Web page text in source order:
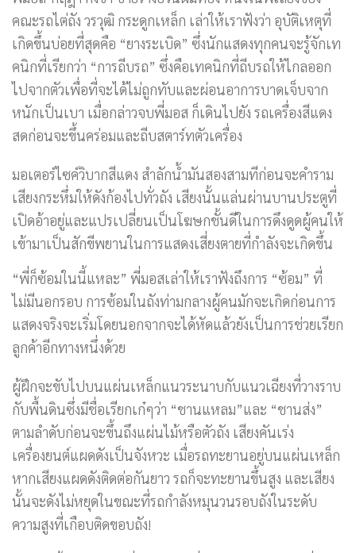
คณะรถไต่ถัง วรวุฒิ กระดูกเหล็ก เล่าให้เราฟังว่า อุบัติเหตุที่
เกิดขึ้นบ่อยที่สุดคือ “ยางระเบิด” ซึ่งนักแสดงทุกคนจะรู้จักเท
คนิกที่เรียกว่า “การถีบรถ” ซึ่งคือเทคนิกที่ถีบรถให้ไกลออก
ไปจากตัวเพื่อที่จะได้ไม่ถูกทับและผ่อนอาการบาดเจ็บจาก
หนักเป็นเบา เมื่อกล่าวจบพี่มอส ก็เดินไปยัง รถเครื่องสีแดง
สดก่อนจะขึ้นคร่อมและถีบสตาร์ทตัวเครื่อง
มอเตอร์ไซค์วิบากสีแดง สำลักน้ำมันสองสามทีก่อนจะคำราม
เสียงกระหึ่มให้ดังก้องไปทั่วถัง เสียงนั้นแล่นผ่านบานประตูที่
เปิดอ้าอยู่และแปรเปลี่ยนเป็นโฆษกชั้นดีในการดึงดูดผู้คนให้
เข้ามาเป็นสักขีพยานในการแสดงเสี่ยงตายที่กำลังจะเกิดขึ้น
“พี่ก็ซ้อมในนี้แหละ” พี่มอสเล่าให้เราฟังถึงการ “ซ้อม” ที่
ไม่มีนอกรอบ การซ้อมในถังท่ามกลางผู้คนมักจะเกิดก่อนการ
แสดงจริงจะเริ่มโดยนอกจากจะได้หัดแล้วยังเป็นการช่วยเรียก
ลูกค้าอีกทางหนึ่งด้วย
ผู้ฝึกจะขับไปบนแผ่นเหล็กแนวระนาบกับแนวเฉียงที่วางราบ
กับพื้นดินซึ่งมีชื่อเรียกเก๋ๆว่า “ชานแหลม”และ “ชานส่ง”
ตามลำดับก่อนจะขึ้นถึงแผ่นไม้หรือตัวถัง เสียงคันเร่ง
เครื่องยนต์แผดดังเป็นจังหวะ เมื่อรถทะยานอยู่บนแผ่นเหล็ก
หากเสียงแผดดังติดต่อกันยาว รถก็จะทะยานขึ้นสูง และเสียง
นั้นจะดังไม่หยุดในขณะที่รถกำลังหมุนวนรอบถังในระดับ
ความสูงที่เกือบติดขอบถัง!